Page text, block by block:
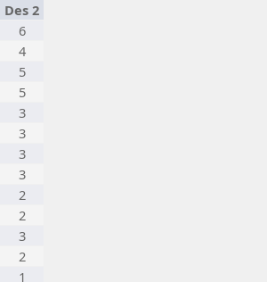
Des 2
6
4
5
5
3
3
3
3
2
2
3
2
1